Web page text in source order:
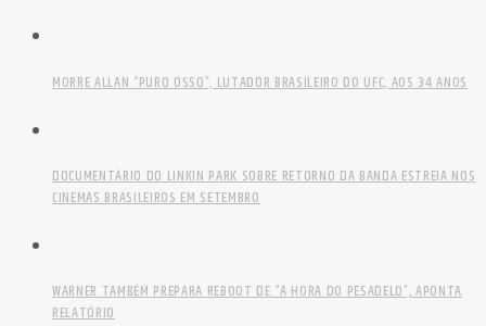
MORRE ALLAN “PURO OSSO”, LUTADOR BRASILEIRO DO UFC, AOS 34 ANOS
DOCUMENTÁRIO DO LINKIN PARK SOBRE RETORNO DA BANDA ESTREIA NOS
CINEMAS BRASILEIROS EM SETEMBRO
WARNER TAMBÉM PREPARA REBOOT DE “A HORA DO PESADELO”, APONTA
RELATÓRIO